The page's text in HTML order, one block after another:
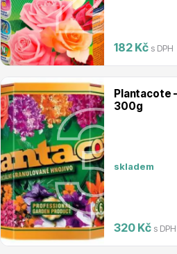
Magnólie
Semena, sadba
182 Kč s DPH
Plantacote
300g
skladem
320 Kč s DPH